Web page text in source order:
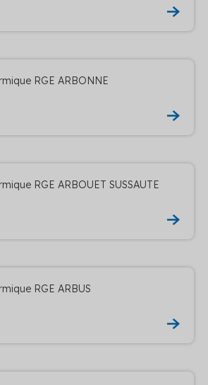
RGE ARBONNE
RGE ARBOUET SUSSAUTE
RGE ARBUS